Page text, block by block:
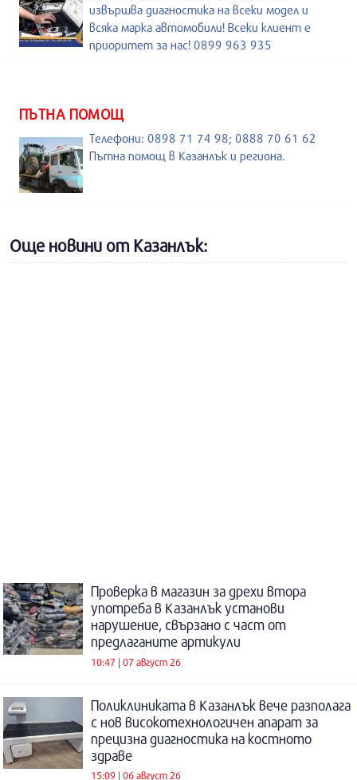
извършва диагностика на всеки модел и
всяка марка автомобили! Всеки клиент е
приоритет за нас! 0899 963 935
ПЪТНА ПОМОЩ
Телефони: 0898 71 74 98; 0888 70 61 62
Пътна помощ в Казанлък и региона.
Още новини от Казанлък:
Проверка в магазин за дрехи втора
употреба в Казанлък установи
нарушение, свързано с част от
предлаганите артикули
10:47 | 07 август 26
Поликлиниката в Казанлък вече разполага
с нов високотехнологичен апарат за
прецизна диагностика на костното
здраве
15:09 | 06 август 26